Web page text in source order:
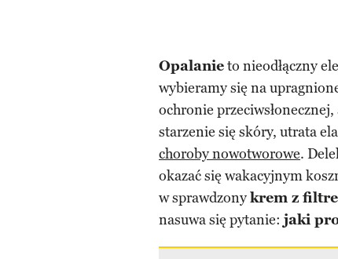
Opalanieto nieodłączny
wybieramy się na
ochronie przeciwsłonecznej,
starzenie się skóry, utrata
choroby nowotworowe.
okazać się wakacyjnym
w sprawdzonykrem z
nasuwa się pytanie: jaki